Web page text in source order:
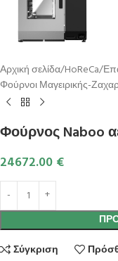
Αρχική σελίδα HoReCa
Φούρνοι Μαγειρικής-
Φούρνος Naboo
24672.00 €
Σύγκριση